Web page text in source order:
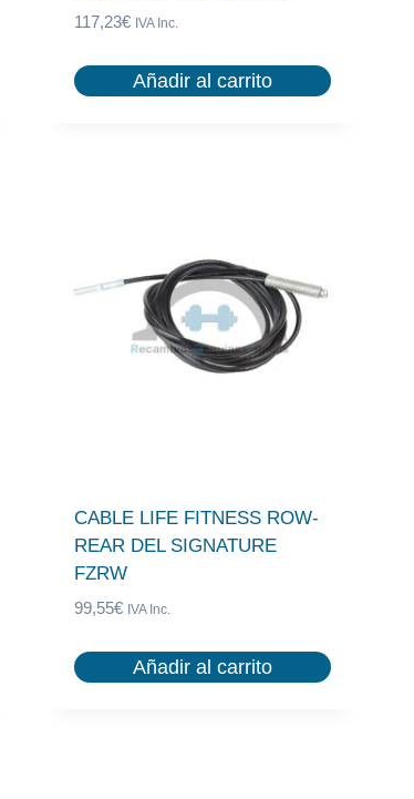
117,23€ IVA Inc.
Añadir al carrito
CABLE LIFE FITNESS ROW-
REAR DEL SIGNATURE
FZRW
99,55€ IVA Inc.
Añadir al carrito